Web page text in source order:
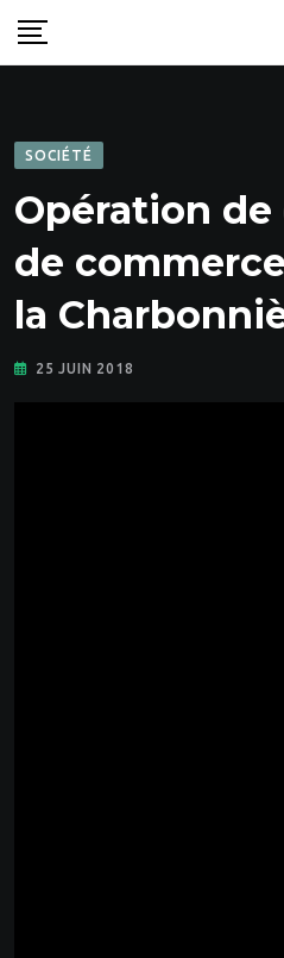
Skip
to
SOCIÉTÉ
Opération
de
la
25 JUIN 2018